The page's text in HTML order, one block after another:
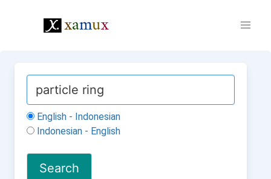
English - Indonesian
Indonesian - English